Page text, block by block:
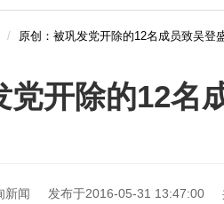
原创：被巩发党开除的12名成员致吴登
党开除的12名
新闻 发布于2016-05-31 13:47:00